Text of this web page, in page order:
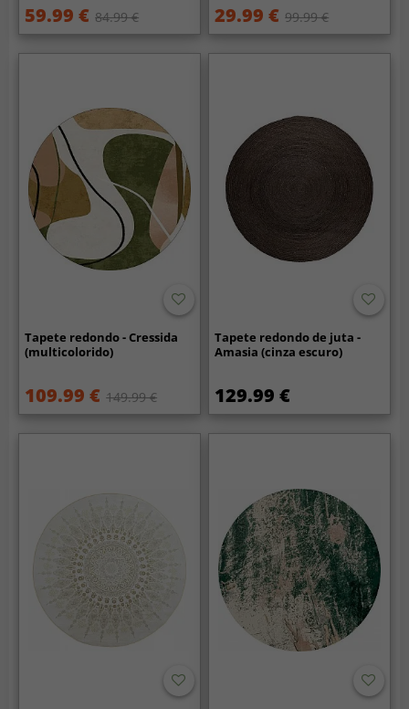
59.99 € 84.99 € 29.99 € 99.99 €
Tapete redondo - Cressida
(multicolorido)
109.99 € 149.99 €
Tapete redondo de juta -
Amasia (cinza escuro)
129.99 €